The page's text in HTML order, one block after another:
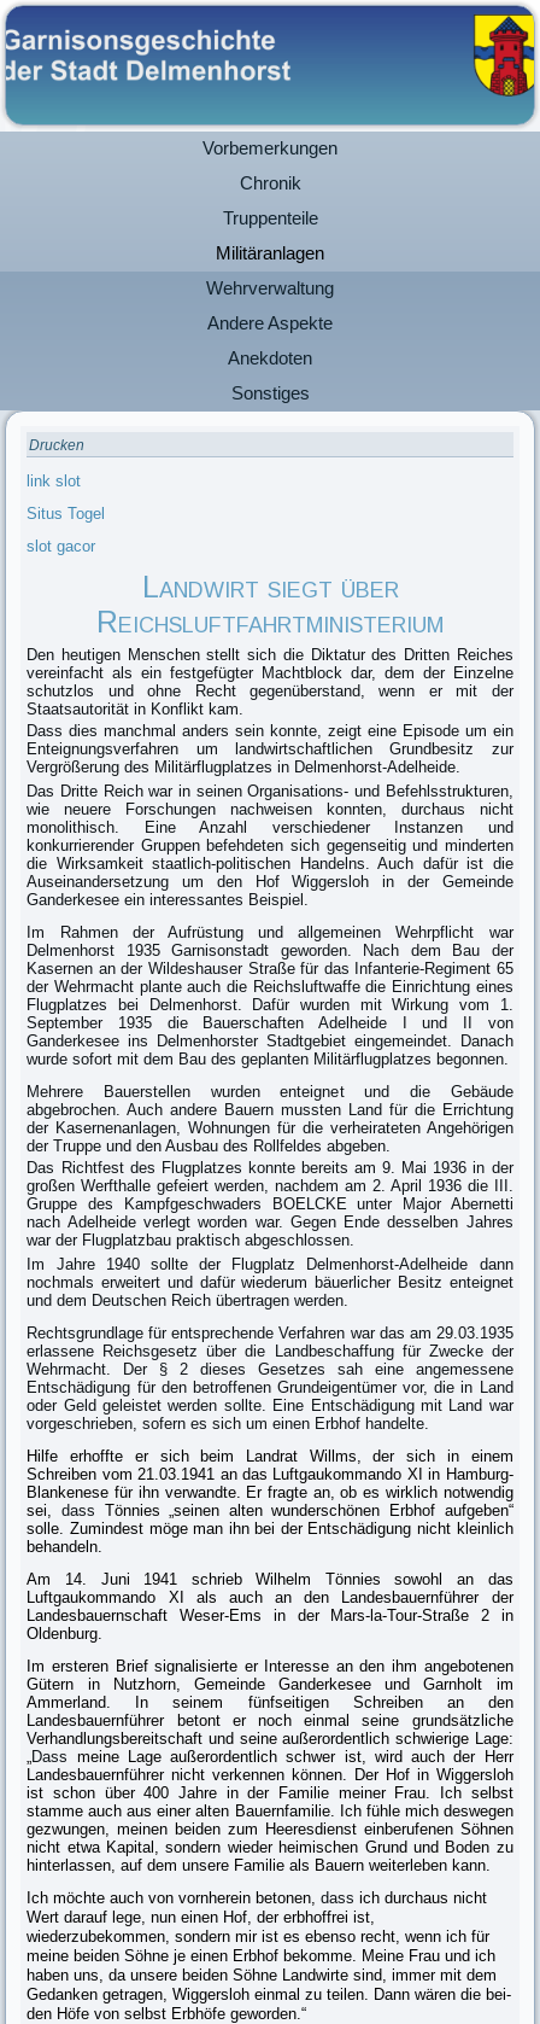
Vorbemerkungen
Chronik
Truppenteile
Militäranlagen
Wehrverwaltung
Andere Aspekte
Anekdoten
Sonstiges
Drucken
link slot
Situs Togel
slot gacor
Landwirt siegt über
Reichsluftfahrtministerium
Den heutigen Menschen stellt sich die Diktatur des Dritten Reiches
verein­facht als ein festgefügter Machtblock dar, dem der Einzelne
schutzlos und ohne Recht gegenüberstand, wenn er mit der
Staatsautorität in Konflikt kam.
Dass dies manchmal anders sein konnte, zeigt eine Episode um ein
Enteignungsverfahren um landwirtschaftlichen Grundbesitz zur
Vergrößerung des Militärflugplatzes in Delmenhorst-Adelheide.
Das Dritte Reich war in seinen Organisations- und Befehlsstrukturen,
wie neu­ere Forschungen nachweisen konnten, durchaus nicht
monolithisch. Eine Anzahl verschiedener Instanzen und
konkurrierender Gruppen befehdeten sich gegenseitig und minderten
die Wirksamkeit staatlich-politischen Han­delns. Auch dafür ist die
Auseinandersetzung um den Hof Wiggersloh in der Gemeinde
Ganderkesee ein interessantes Beispiel.
Im Rahmen der Aufrüstung und allgemeinen Wehrpflicht war
Delmenhorst 1935 Garnisonstadt geworden. Nach dem Bau der
Kasernen an der Wildeshau­ser Straße für das Infanterie-Regiment 65
der Wehrmacht plante auch die Reichsluftwaffe die Einrichtung eines
Flugplatzes bei Delmenhorst. Dafür wurden mit Wirkung vom 1.
September 1935 die Bauerschaften Adelheide I und II von
Ganderkesee ins Delmenhorster Stadtgebiet eingemeindet. Danach
wurde sofort mit dem Bau des geplanten Militärflugplatzes begonnen.
Mehrere Bauerstellen wurden enteignet und die Gebäude
abgebrochen. Auch andere Bauern mussten Land für die Errichtung
der Kasernenanlagen, Woh­nungen für die verheirateten Angehörigen
der Truppe und den Ausbau des Rollfeldes abgeben.
Das Richtfest des Flugplatzes konnte bereits am 9. Mai 1936 in der
großen Werfthalle gefeiert werden, nachdem am 2. April 1936 die III.
Gruppe des Kampfgeschwaders BOELCKE unter Major Abernetti
nach Adelheide verlegt worden war. Gegen Ende desselben Jahres
war der Flugplatzbau praktisch abgeschlossen.
Im Jahre 1940 sollte der Flugplatz Delmenhorst-Adelheide dann
nochmals erweitert und dafür wiederum bäuerlicher Besitz enteignet
und dem Deut­schen Reich übertragen werden.
Rechtsgrundlage für entsprechende Verfahren war das am 29.03.1935
erlassene Reichsgesetz über die Landbeschaffung für Zwecke der
Wehrmacht. Der § 2 dieses Gesetzes sah eine angemessene
Entschädigung für den betroffenen Grundeigentümer vor, die in Land
oder Geld geleistet werden sollte. Eine Ent­schädigung mit Land war
vorgeschrieben, sofern es sich um einen Erbhof han­delte.
Hilfe erhoffte er sich beim Landrat Willms, der sich in einem
Schreiben vom 21.03.1941 an das Luftgaukommando XI in Hamburg-
Blankenese für ihn ver­wandte. Er fragte an, ob es wirklich notwendig
sei,dass Tönnies „seinen alten wunderschönen Erbhof aufgeben“
solle. Zumindest möge man ihn bei der Ent­schädigung nicht kleinlich
behandeln.
Am 14. Juni 1941 schrieb Wilhelm Tönnies sowohl an das
Luftgaukommando XI als auch an den Landesbauernführer der
Landesbauernschaft Weser-Ems in der Mars-la-Tour-Straße 2 in
Oldenburg.
Im ersteren Brief signalisierte er Interesse an den ihm angebotenen
Gütern in Nutzhorn, Gemeinde Ganderkesee und Garnholt im
Ammerland. In seinem fünfseitigen Schreiben an den
Landesbauernführer betont er noch einmal seine grundsätzliche
Verhandlungsbereitschaft und seine außerordentlich schwie­rige Lage:
Dass meine Lage außerordentlich schwer ist, wird auch der Herr
Landesbauernführer nicht verkennen können. Der Hof in Wiggersloh
ist schon über 400 Jahre in der Familie meiner Frau. Ich selbst
stamme auch aus einer alten Bauernfamilie. Ich fühle mich deswegen
gezwungen, meinen beiden zum Heeresdienst einberufenen Söhnen
nicht etwa Kapital, sondern wieder heimischen Grund und Boden zu
hinterlassen, auf dem unsere Familie als Bau­ern weiterleben kann.
Ich möchte auch von vornherein betonen,dass ich durchaus nicht
Wert darauf lege, nun einen Hof, der erbhoffrei ist,
wiederzubekommen, sondern mir ist es ebenso recht, wenn ich für
meine beiden Söhne je einen Erbhof bekomme. Meine Frau und ich
haben uns, da unsere beiden Söhne Landwirte sind, immer mit dem
Gedanken getragen, Wiggersloh einmal zu teilen. Dann wären die bei­
den Höfe von selbst Erbhöfe geworden.“